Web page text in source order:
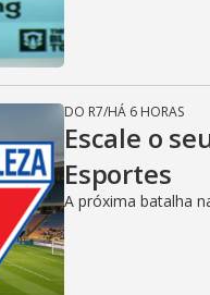
DO R7/HÁ 6 HORAS
Escale o
Esportes
A próxima batalha